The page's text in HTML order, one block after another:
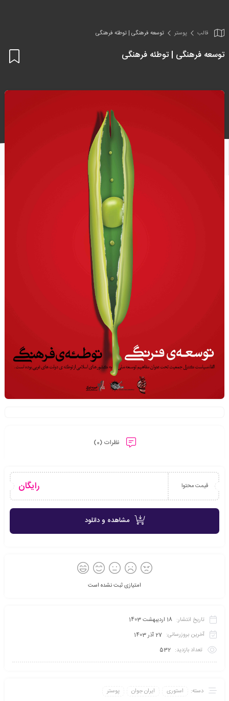
قالب پوستر توسعه فرهنگی | توطئه فرهنگی
توسعه فرهنگی | توطئه فرهنگی
نظرات (0)
قیمت محتوا رایگان
مشاهده و دانلود
امتیازی ثبت نشده است
تاریخ انتشار: 18 اردیبهشت 1403
آخرین بروزرسانی: 27 آذر 1403
تعداد بازدید: 532
دسته: استوری ایران جوان پوستر